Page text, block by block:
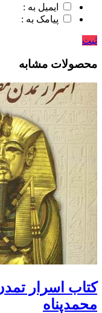
ایمیل به :
پیامک به :
ثبت
محصولات مشابه
کتاب اسرار
محمدپناه